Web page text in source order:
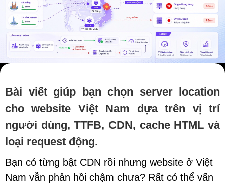
Bài viết giúp bạn chọn server location
cho website Việt Nam dựa trên vị trí
người dùng, TTFB, CDN, cache HTML và
loại request động.
Bạn có từng bật CDN rồi nhưng website ở Việt
Nam vẫn phản hồi chậm chưa? Rất có thể vấn